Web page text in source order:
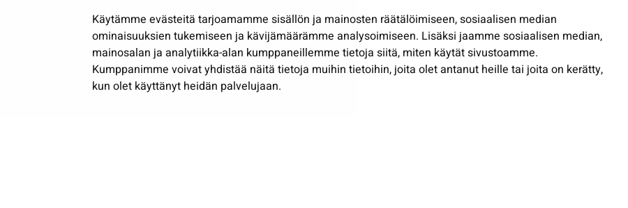
Käytämme evästeitä tarjoamamme sisällön ja mainosten räätälöimiseen, sosiaalisen median
ominaisuuksien tukemiseen ja kävijämäärämme analysoimiseen. Lisäksi jaamme sosiaalisen median,
mainosalan ja analytiikka-alan kumppaneillemme tietoja siitä, miten käytät sivustoamme.
Kumppanimme voivat yhdistää näitä tietoja muihin tietoihin, joita olet antanut heille tai joita on kerätty,
kun olet käyttänyt heidän palvelujaan.